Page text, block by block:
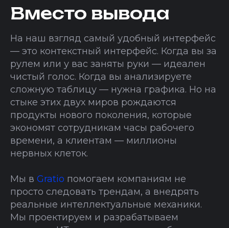
Вместо вывода
На наш взгляд самый удобный интерфейс
— это контекстный интерфейс. Когда вы за
рулем или у вас заняты руки — идеален
чистый голос. Когда вы анализируете
сложную таблицу — нужна графика. Но на
стыке этих двух миров рождаются
продукты нового поколения, которые
экономят сотрудникам часы рабочего
времени, а клиентам — миллионы
нервных клеток.
Мы в Gratio помогаем компаниям не
просто следовать трендам, а внедрять
реальные интеллектуальные механики.
Мы проектируем и разрабатываем